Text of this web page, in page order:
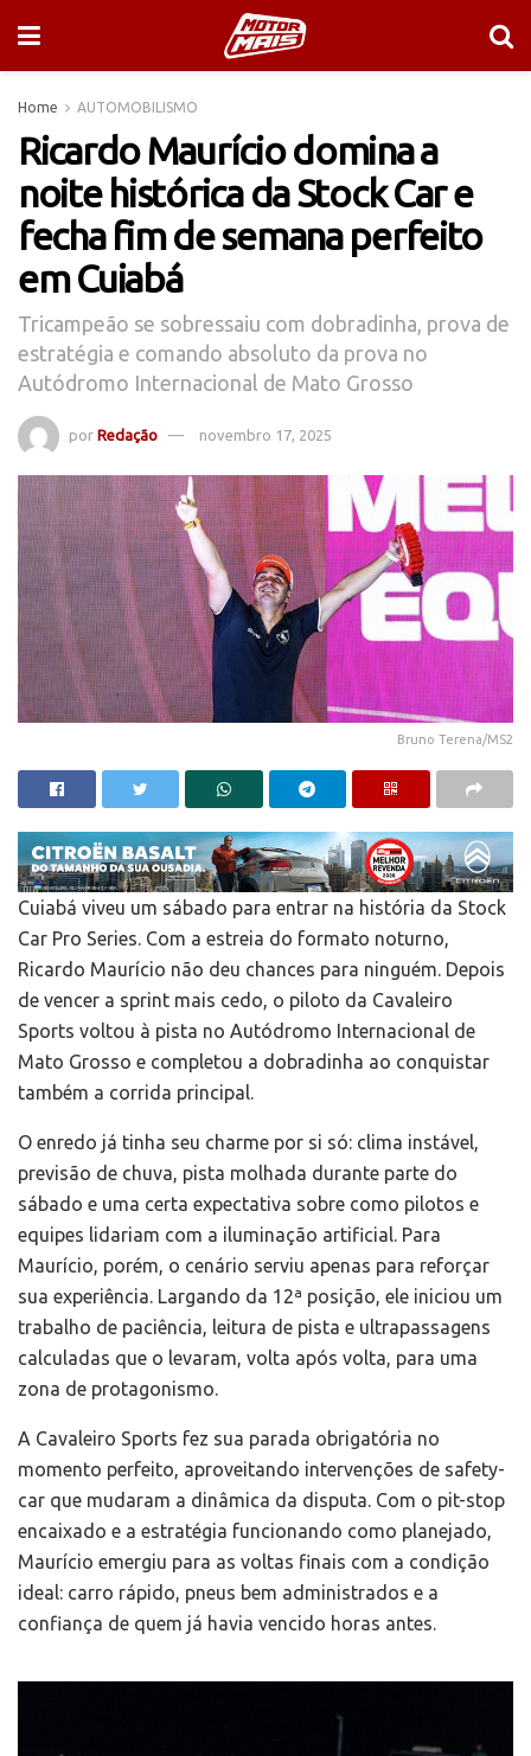
Home AUTOMOBILISMO
Ricardo Maurício domina a
noite histórica da Stock Car e
fecha fim de semana perfeito
em Cuiabá
Tricampeão se sobressaiu com dobradinha, prova de
estratégia e comando absoluto da prova no
Autódromo Internacional de Mato Grosso
por Redação novembro 17, 2025
Bruno Terena/MS2
Cuiabá viveu um sábado para entrar na história da Stock
Car Pro Series. Com a estreia do formato noturno,
Ricardo Maurício não deu chances para ninguém. Depois
de vencer a sprint mais cedo, o piloto da Cavaleiro
Sports voltou à pista no Autódromo Internacional de
Mato Grosso e completou a dobradinha ao conquistar
também a corrida principal.
O enredo já tinha seu charme por si só: clima instável,
previsão de chuva, pista molhada durante parte do
sábado e uma certa expectativa sobre como pilotos e
equipes lidariam com a iluminação artificial. Para
Maurício, porém, o cenário serviu apenas para reforçar
sua experiência. Largando da 12ª posição, ele iniciou um
trabalho de paciência, leitura de pista e ultrapassagens
calculadas que o levaram, volta após volta, para uma
zona de protagonismo.
A Cavaleiro Sports fez sua parada obrigatória no
momento perfeito, aproveitando intervenções de safety-
car que mudaram a dinâmica da disputa. Com o pit-stop
encaixado e a estratégia funcionando como planejado,
Maurício emergiu para as voltas finais com a condição
ideal: carro rápido, pneus bem administrados e a
confiança de quem já havia vencido horas antes.